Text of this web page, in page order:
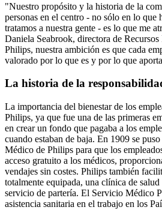
"Nuestro propósito y la historia de la
personas en el centro - no sólo en lo que
tratamos a nuestra gente - es lo que me
Daniela Seabrook, directora de
Philips, nuestra ambición es que cada
valorado por lo que es y por lo que
La historia de la
La importancia del bienestar de los
Philips, ya que fue una de las primeras
en crear un fondo que pagaba a los
cuando estaban de baja. En 1909 se
Médico de Philips para que los
acceso gratuito a los médicos,
vendajes sin costes. Philips también
totalmente equipada, una clínica de
servicio de partería. El Servicio Médico
asistencia sanitaria en el trabajo en los